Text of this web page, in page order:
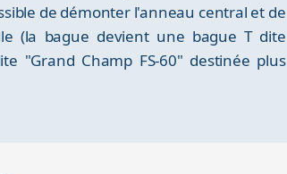
de démonter l'anneau central et de
(la bague devient une bague T dite
"Grand Champ FS-60" destinée plus